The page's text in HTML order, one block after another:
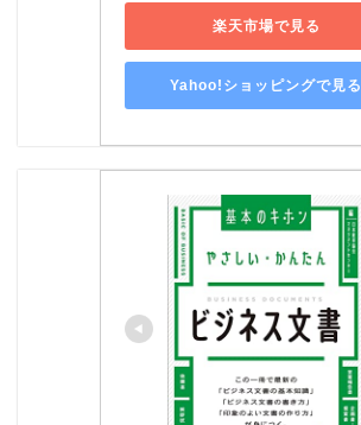
楽天市場で見る
Yahoo!ショッピングで見る